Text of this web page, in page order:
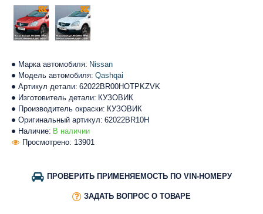
Наличие: В наличии
Марка автомобиля: Nissan
Модель автомобиля: Qashqai
Артикул детали: 62022BR00HOTPKZVK
Изготовитель детали: КУЗОВИК
Производитель окраски: КУЗОВИК
Оригинальный артикул: 62022BR10H
Просмотрено: 13901
ПРОВЕРИТЬ ПРИМЕНЯЕМОСТЬ ПО VIN-НОМЕРУ
ЗАДАТЬ ВОПРОС О ТОВАРЕ